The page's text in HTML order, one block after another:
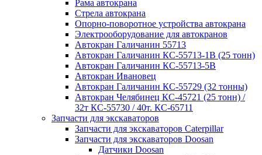
Рама автокрана
Стрела автокрана
Опорно-поворотное устройства автокрана
Электрооборудование для автокранов
Автокран Галичанин 55713
Автокран Галичанин КС-55713-1В (25 тонн)
Автокран Галичанин КС-55713-5В
Автокран Ивановец
Автокран Галичанин КС-55729 (32 тонны)
Автокран Челябинец КС-45721 (25 тонн) /
32т КС-55730 / 40т. КС-65711
Запчасти для экскаваторов
Запчасти для экскаваторов Caterpillar
Запчасти для экскаваторов Doosan
Датчики Doosan